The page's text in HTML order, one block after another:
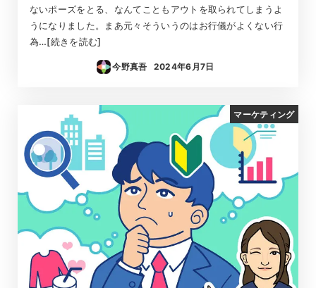
ないポーズをとる、なんてこともアウトを取られてしまうよ
うになりました。まあ元々そういうのはお行儀がよくない行
為…[続きを読む]
今野真吾
投稿日
2024年6月7日
マーケティング